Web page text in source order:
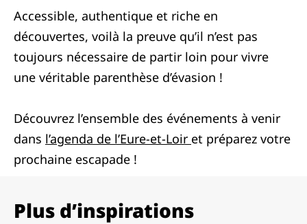
Accessible, authentique et riche en
découvertes, voilà la preuve qu’il n’est pas
toujours nécessaire de partir loin pour vivre
une véritable parenthèse d’évasion !
Découvrez l’ensemble des événements à venir
dans l’agenda de l’Eure-et-Loir et préparez votre
prochaine escapade !
Plus d’inspirations